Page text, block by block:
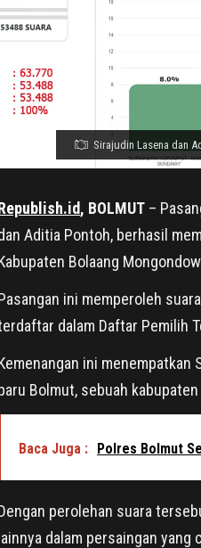
Sirajudin Lasena dan
, BOLMUT –
Aditia Pontoh, berhasil
Bolaang
ini memperoleh
dalam Daftar Pemilih
ini menempatkan
baru Bolmut, sebuah
Baca Juga : Polres Bolmut
perolehan suara
lainnya dalam persaingan yang